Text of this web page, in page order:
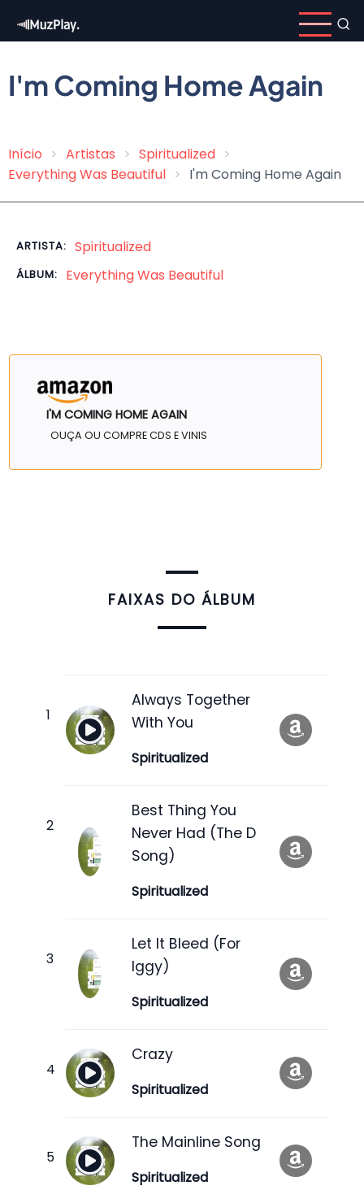
para
conteúdo
principal
I'm Coming Home Again
Trilha
Início Artistas
Spiritualized
Everything Was Beautiful
I'm Coming Home Again
ARTISTA: Spiritualized
ÁLBUM: Everything Was Beautiful
I'M COMING HOME AGAIN
OUÇA OU COMPRE CDS E VINIS
FAIXAS DO ÁLBUM
Always Together
With You
Spiritualized
Best Thing You
Never Had (The D
Song)
Spiritualized
Let It Bleed (For
Iggy)
Spiritualized
Crazy
Spiritualized
The Mainline Song
Spiritualized